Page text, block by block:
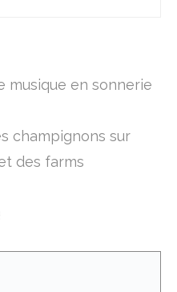
musique en sonnerie
champignons sur
des farms